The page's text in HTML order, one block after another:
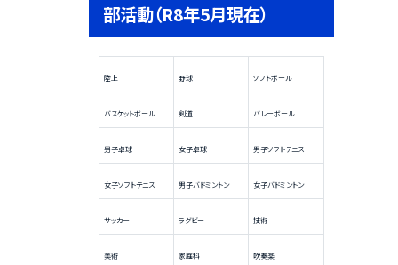
部活動（R8年5月現在）
陸上 野球 ソフトボール
バスケットボール 剣道 バレーボール
男子卓球 女子卓球 男子ソフトテニス
女子ソフトテニス 男子バドミントン 女子バドミントン
サッカー ラグビー 技術
美術 家庭科 吹奏楽